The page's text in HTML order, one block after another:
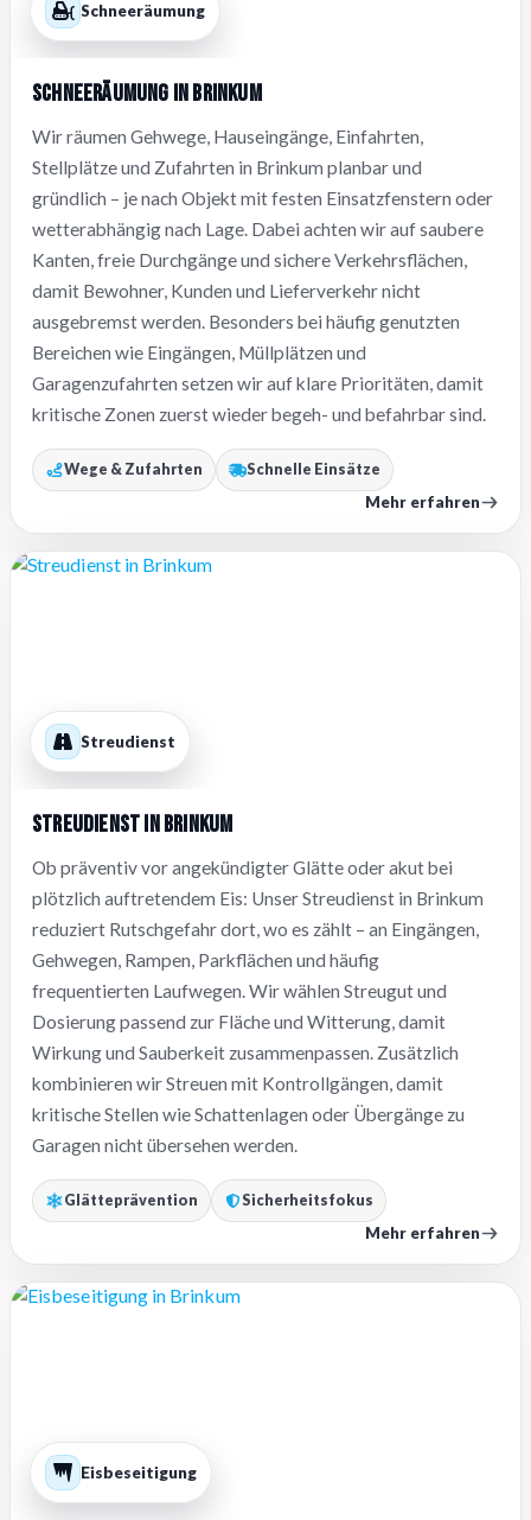
Schneeräumung
Schneeräumung in Brinkum
Wir räumen Gehwege, Hauseingänge, Einfahrten,
Stellplätze und Zufahrten in Brinkum planbar und
gründlich – je nach Objekt mit festen Einsatzfenstern oder
wetterabhängig nach Lage. Dabei achten wir auf saubere
Kanten, freie Durchgänge und sichere Verkehrsflächen,
damit Bewohner, Kunden und Lieferverkehr nicht
ausgebremst werden. Besonders bei häufig genutzten
Bereichen wie Eingängen, Müllplätzen und
Garagenzufahrten setzen wir auf klare Prioritäten, damit
kritische Zonen zuerst wieder begeh- und befahrbar sind.
Wege & Zufahrten Schnelle Einsätze
Mehr erfahren
Streudienst
Streudienst in Brinkum
Ob präventiv vor angekündigter Glätte oder akut bei
plötzlich auftretendem Eis: Unser Streudienst in Brinkum
reduziert Rutschgefahr dort, wo es zählt – an Eingängen,
Gehwegen, Rampen, Parkflächen und häufig
frequentierten Laufwegen. Wir wählen Streugut und
Dosierung passend zur Fläche und Witterung, damit
Wirkung und Sauberkeit zusammenpassen. Zusätzlich
kombinieren wir Streuen mit Kontrollgängen, damit
kritische Stellen wie Schattenlagen oder Übergänge zu
Garagen nicht übersehen werden.
Glätteprävention Sicherheitsfokus
Mehr erfahren
Eisbeseitigung